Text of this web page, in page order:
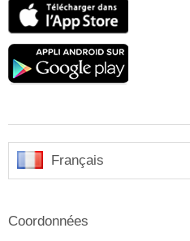
Google
Français
Coordonnées